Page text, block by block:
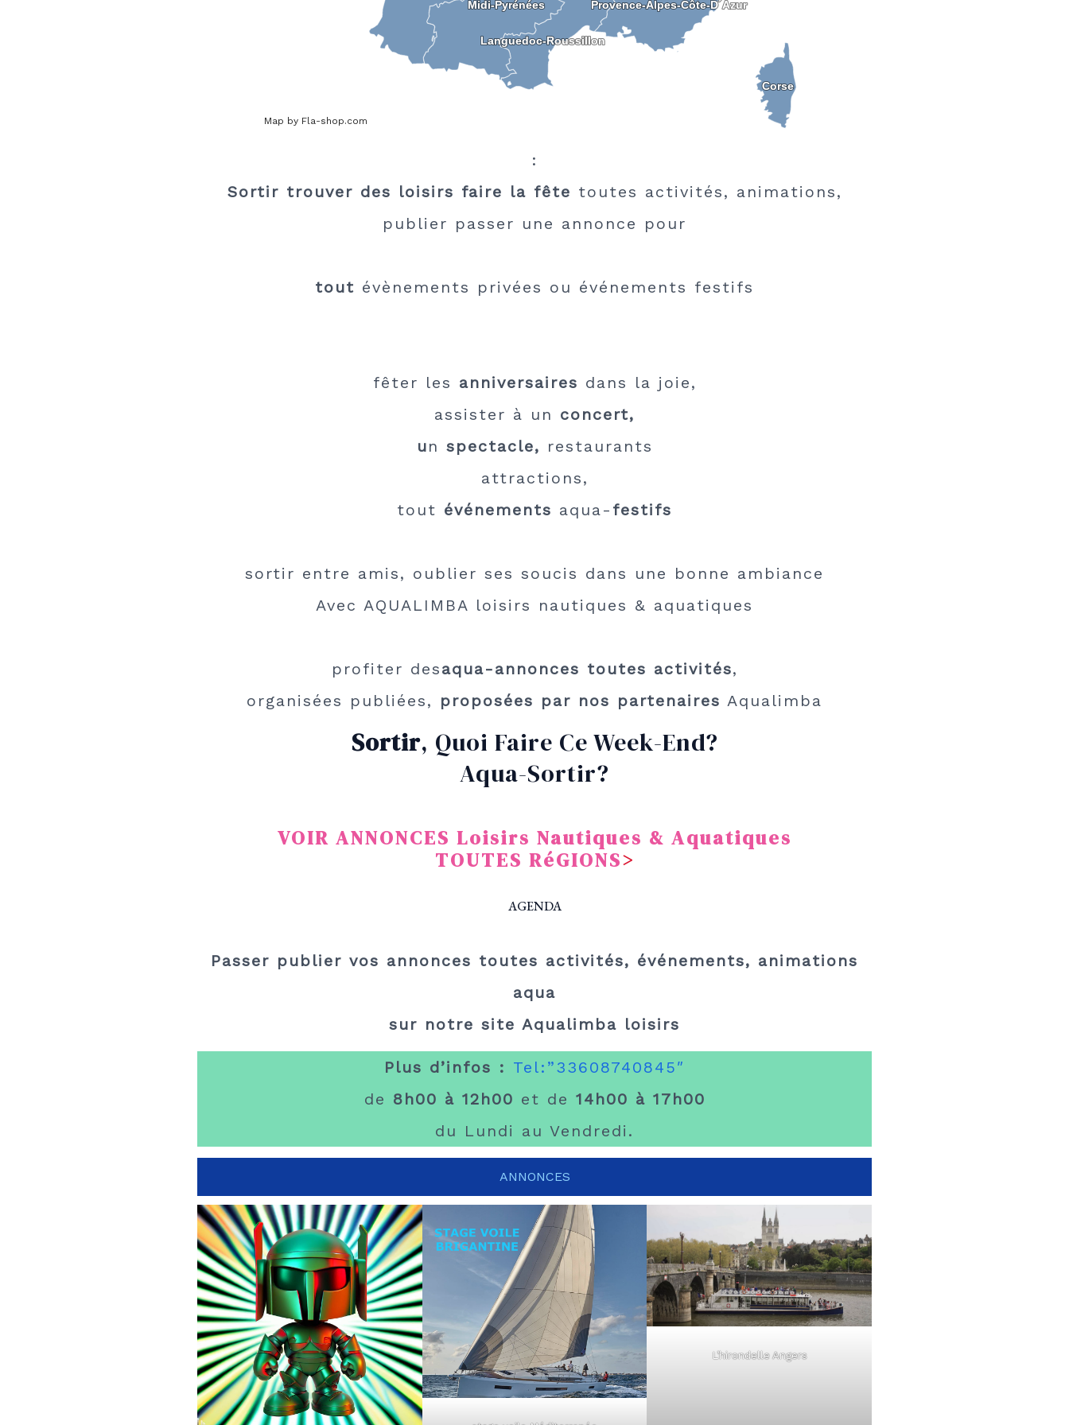
Corse
Corse
Languedoc-Roussillon
Languedoc-Roussillon
Midi-Pyrénées
Midi-Pyrénées Provence-Alpes-Côte-D´Azur
Provence-Alpes-Côte-D´Azur
Map by Fla-shop.com
:
Sortir trouver des loisirs faire la fête toutes activités, animations,
publier passer une annonce pour
tout évènements privées ou événements festifs
fêter les anniversaires dans la joie,
assister à un concert,
un spectacle, restaurants
attractions,
tout événements aqua- festifs
sortir entre amis, oublier ses soucis dans une bonne ambiance
Avec AQUALIMBA loisirs nautiques & aquatiques
profiter desaqua-annonces toutes activités,
organisées publiées, proposées par nos partenaires Aqualimba
Sortir, Quoi Faire Ce Week-End?
Aqua-Sortir?
VOIR ANNONCES Loisirs Nautiques & Aquatiques
TOUTES RéGIONS>
AGENDA
Passer publier vos annonces toutes activités, événements, animations
aqua
sur notre site Aqualimba loisirs
Plus d’infos : Tel:”33608740845″
de 8h00 à 12h00 et de 14h00 à 17h00
du Lundi au Vendredi.
ANNONCES
L’hirondelle Angers